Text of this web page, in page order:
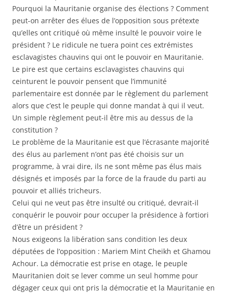
Pourquoi la Mauritanie organise des élections ? Comment
peut-on arrêter des élues de l’opposition sous prétexte
qu’elles ont critiqué où même insulté le pouvoir voire le
président ? Le ridicule ne tuera point ces extrémistes
esclavagistes chauvins qui ont le pouvoir en Mauritanie.
Le pire est que certains esclavagistes chauvins qui
ceinturent le pouvoir pensent que l’immunité
parlementaire est donnée par le règlement du parlement
alors que c’est le peuple qui donne mandat à qui il veut.
Un simple règlement peut-il être mis au dessus de la
constitution ?
Le problème de la Mauritanie est que l’écrasante majorité
des élus au parlement n’ont pas été choisis sur un
programme, à vrai dire, ils ne sont même pas élus mais
désignés et imposés par la force de la fraude du parti au
pouvoir et alliés tricheurs.
Celui qui ne veut pas être insulté ou critiqué, devrait-il
conquérir le pouvoir pour occuper la présidence à fortiori
d’être un président ?
Nous exigeons la libération sans condition les deux
députées de l’opposition : Mariem Mint Cheikh et Ghamou
Achour. La démocratie est prise en otage, le peuple
Mauritanien doit se lever comme un seul homme pour
dégager ceux qui ont pris la démocratie et la Mauritanie en